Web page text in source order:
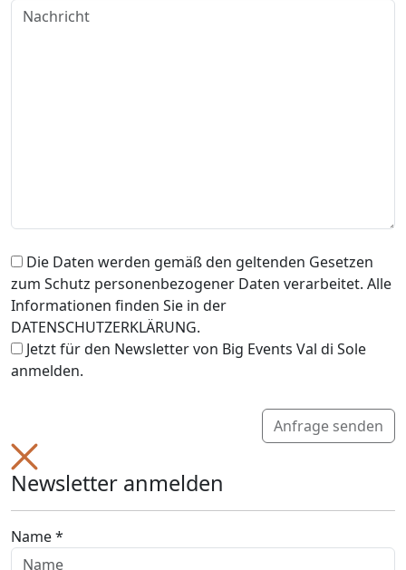
Die Daten werden gemäß den geltenden Gesetzen
zum Schutz personenbezogener Daten verarbeitet. Alle
Informationen finden Sie in der
DATENSCHUTZERKLÄRUNG.
Jetzt für den Newsletter von Big Events Val di Sole
anmelden.
Anfrage senden
Newsletter anmelden
Name *